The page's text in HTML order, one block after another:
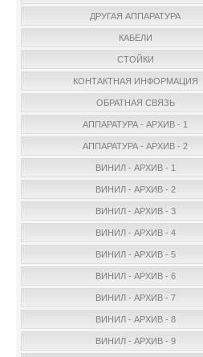
ДРУГАЯ АППАРАТУРА
КАБЕЛИ
СТОЙКИ
КОНТАКТНАЯ ИНФОРМАЦИЯ
ОБРАТНАЯ СВЯЗЬ
АППАРАТУРА - АРХИВ - 1
АППАРАТУРА - АРХИВ - 2
ВИНИЛ - АРХИВ - 1
ВИНИЛ - АРХИВ - 2
ВИНИЛ - АРХИВ - 3
ВИНИЛ - АРХИВ - 4
ВИНИЛ - АРХИВ - 5
ВИНИЛ - АРХИВ - 6
ВИНИЛ - АРХИВ - 7
ВИНИЛ - АРХИВ - 8
ВИНИЛ - АРХИВ - 9